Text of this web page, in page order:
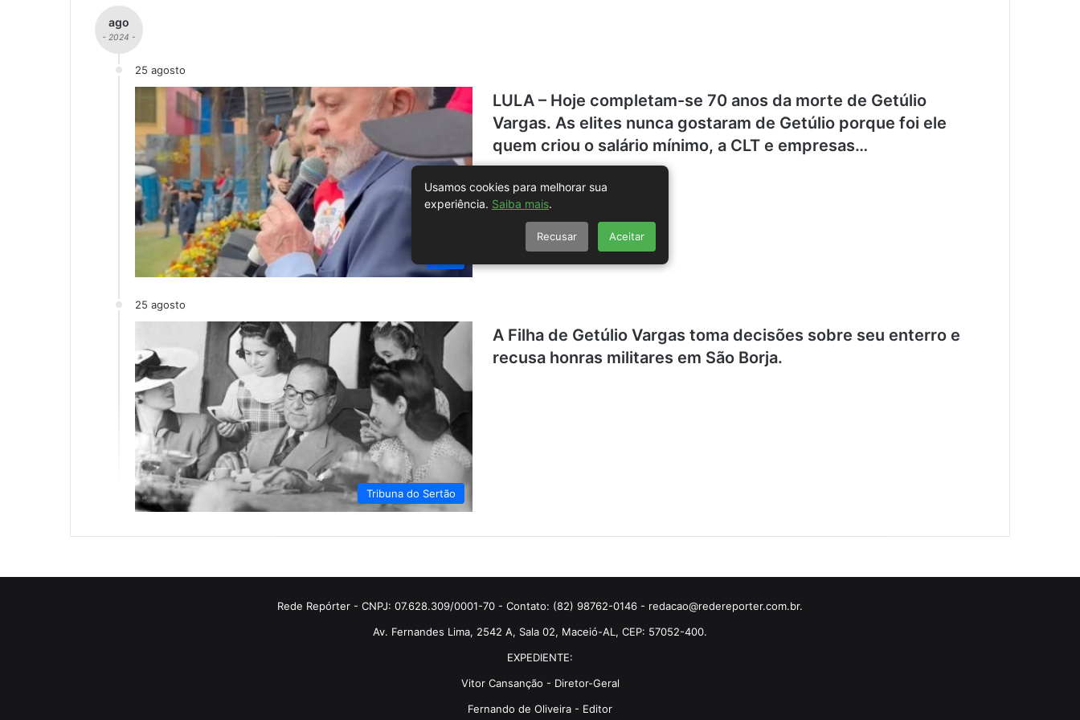
ago
- 2024 -
25 agosto
LULA – Hoje completam-se 70 anos da morte de Getúlio
Vargas. As elites nunca gostaram de Getúlio porque foi ele
quem criou o salário mínimo, a CLT e empresas…
25 agosto
Tribuna do Sertão
A Filha de Getúlio Vargas toma decisões sobre seu enterro e
recusa honras militares em São Borja.
Rede Repórter - CNPJ: 07.628.309/0001-70 - Contato: (82) 98762-0146 - redacao@redereporter.com.br.
Av. Fernandes Lima, 2542 A, Sala 02, Maceió-AL, CEP: 57052-400.
EXPEDIENTE:
Vitor Cansanção - Diretor-Geral
Fernando de Oliveira - Editor
Usamos cookies para melhorar sua
experiência. Saiba mais.
Recusar Aceitar